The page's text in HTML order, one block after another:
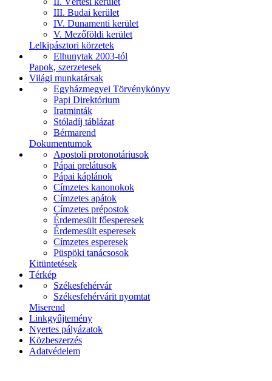
III. Budai kerület
IV. Dunamenti kerület
V. Mezőföldi kerület
Lelkipásztori körzetek
Elhunytak 2003-tól
Papok, szerzetesek
Világi munkatársak
Egyházmegyei Törvénykönyv
Papi Direktórium
Iratminták
Stóladíj táblázat
Bérmarend
Dokumentumok
Apostoli protonotáriusok
Pápai prelátusok
Pápai káplánok
Címzetes kanonokok
Címzetes apátok
Címzetes prépostok
Érdemesült főesperesek
Érdemesült esperesek
Címzetes esperesek
Püspöki tanácsosok
Kitüntetések
Térkép
Székesfehérvár
Székesfehérvárit nyomtat
Miserend
Linkgyűjtemény
Nyertes pályázatok
Közbeszerzés
Adatvédelem